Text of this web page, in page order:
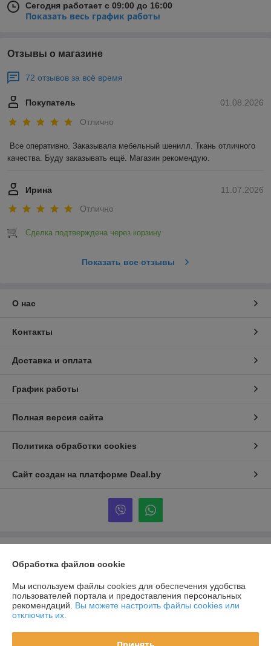
Сегодня работает с 09:00 до 16:00
Показать весь график работы
Отзывы о магазине
72 отзывов за всё время
01.08.2026
Покупатель
Отлично
Все оперативно. Заказывала мебельный шенилл. Ткань отличного
качества. Буду заказывать ещё. Магазин рекомендую.
11.07.2026
Ирина
Отлично
Сделка подтверждена через корзину
Показать все отзывы
О нас
Контакты
Доставка и оплата
График работы
Полная версия сайта
Политика обработки cookies
Сайт создан на платформе Deal.by
«АльМари Трейд»
Жлобин, мкр.16 д.14 кв.89
Регистрационный номер ЕГР: 491473260
УНП: 491473260
Обработка файлов cookie
Мы используем файлы cookies для обеспечения удобства
пользователей портала и предоставления персональных
рекомендаций. Вы можете настроить файлы cookies или
отключить их.